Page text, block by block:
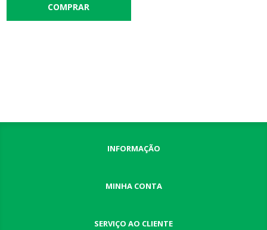
INFORMAÇÃO
MINHA CONTA
SERVIÇO AO CLIENTE